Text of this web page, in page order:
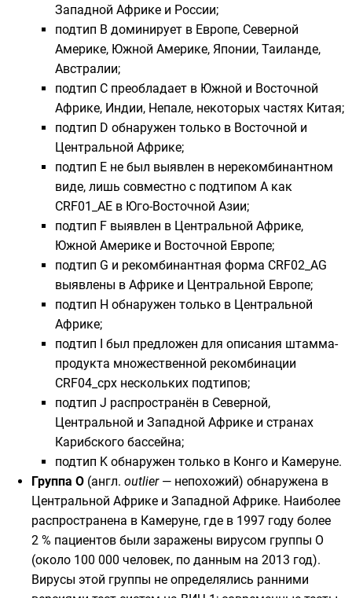
Западной Африке и России;
подтип B доминирует в Европе, Северной
Америке, Южной Америке, Японии, Таиланде,
Австралии;
подтип C преобладает в Южной и Восточной
Африке, Индии, Непале, некоторых частях Китая;
подтип D обнаружен только в Восточной и
Центральной Африке;
подтип E не был выявлен в нерекомбинантном
виде, лишь совместно с подтипом А как
CRF01_AE в Юго-Восточной Азии;
подтип F выявлен в Центральной Африке,
Южной Америке и Восточной Европе;
подтип G и рекомбинантная форма CRF02_AG
выявлены в Африке и Центральной Европе;
подтип H обнаружен только в Центральной
Африке;
подтип I был предложен для описания штамма-
продукта множественной рекомбинации
CRF04_cpx нескольких подтипов;
подтип J распространён в Северной,
Центральной и Западной Африке и странах
Карибского бассейна;
подтип K обнаружен только в Конго и Камеруне.
Группа O (англ. outlier— непохожий) обнаружена в
Центральной Африке и Западной Африке. Наиболее
распространена в Камеруне, где в 1997 году более
2 % пациентов были заражены вирусом группы О
(около 100 000 человек, по данным на 2013 год).
Вирусы этой группы не определялись ранними